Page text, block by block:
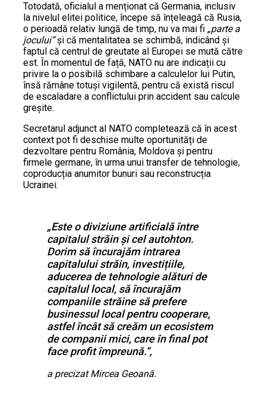
Totodată, oficialul a menționat că Germania, inclusiv
la nivelul elitei politice, începe să înțeleagă că Rusia,
o perioadă relativ lungă de timp, nu va mai fi „parte a
jocului”și că mentalitatea se schimbă, indicând și
faptul că centrul de greutate al Europei se mută către
est. În momentul de față, NATO nu are indicații cu
privire la o posibilă schimbare a calculelor lui Putin,
însă rămâne totuși vigilentă, pentru că există riscul
de escaladare a conflictului prin accident sau calcule
greșite.
Secretarul adjunct al NATO completează că în acest
context pot fi deschise multe oportunități de
dezvoltare pentru România, Moldova și pentru
firmele germane, în urma unui transfer de tehnologie,
coproducția anumitor bunuri sau reconstrucția
Ucrainei.
„Este o diviziune artificială între
capitalul străin și cel autohton.
Dorim să încurajăm intrarea
capitalului străin, investițiile,
aducerea de tehnologie alături de
capitalul local, să încurajăm
companiile străine să prefere
businessul local pentru cooperare,
astfel încât să creăm un ecosistem
de companii mici, care în final pot
face profit împreună.”,
a precizat Mircea Geoană.